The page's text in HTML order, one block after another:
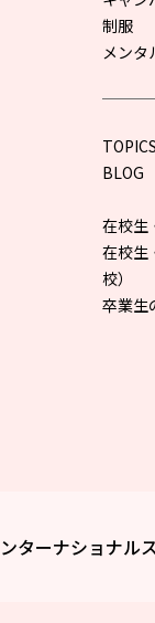
制服
メン
TOPICS
BLOG
在校生
在校生
校）
卒業生
ターナショナル